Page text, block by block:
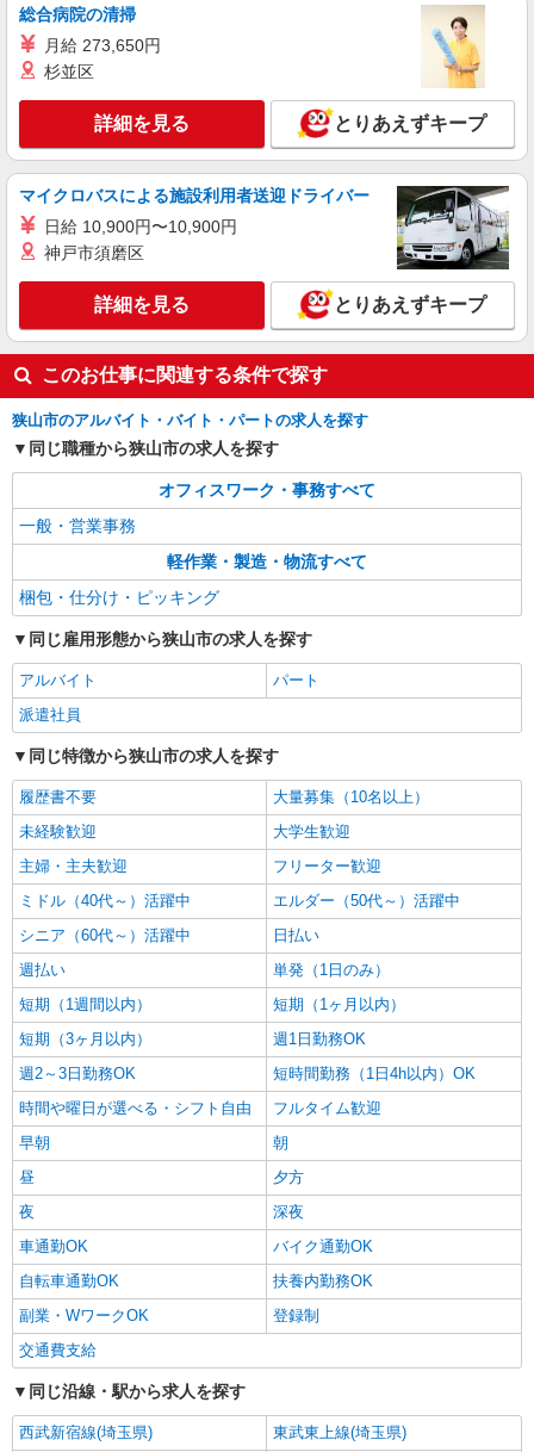
時給1210円 ※22:00〜翌5:00の間は深夜手当込
≪西埼玉事業場≫ 埼玉県狭山市柏原230-7
キープ 詳細を見る
総合病院の清掃
月給 273,650円
杉並区
詳細を見る とりあえずキープ
マイクロバスによる施設利用者送迎ドライバー
日給 10,900円〜10,900円
神戸市須磨区
詳細を見る とりあえずキープ
このお仕事に関連する条件で探す
狭山市のアルバイト・バイト・パートの求人を探す
同じ職種から狭山市の求人を探す
オフィスワーク・事務すべて
一般・営業事務
軽作業・製造・物流すべて
梱包・仕分け・ピッキング
同じ雇用形態から狭山市の求人を探す
アルバイト
パート
派遣社員
同じ特徴から狭山市の求人を探す
履歴書不要
大量募集（10名以上）
未経験歓迎
大学生歓迎
主婦・主夫歓迎
フリーター歓迎
ミドル（40代～）活躍中
エルダー（50代～）活躍中
シニア（60代～）活躍中
日払い
週払い
単発（1日のみ）
短期（1週間以内）
短期（1ヶ月以内）
短期（3ヶ月以内）
週1日勤務OK
週2～3日勤務OK
短時間勤務（1日4h以内）OK
時間や曜日が選べる・シフト自由
フルタイム歓迎
早朝
朝
昼
夕方
夜
深夜
車通勤OK
バイク通勤OK
自転車通勤OK
扶養内勤務OK
副業・WワークOK
登録制
交通費支給
同じ沿線・駅から求人を探す
西武新宿線(埼玉県)
東武東上線(埼玉県)